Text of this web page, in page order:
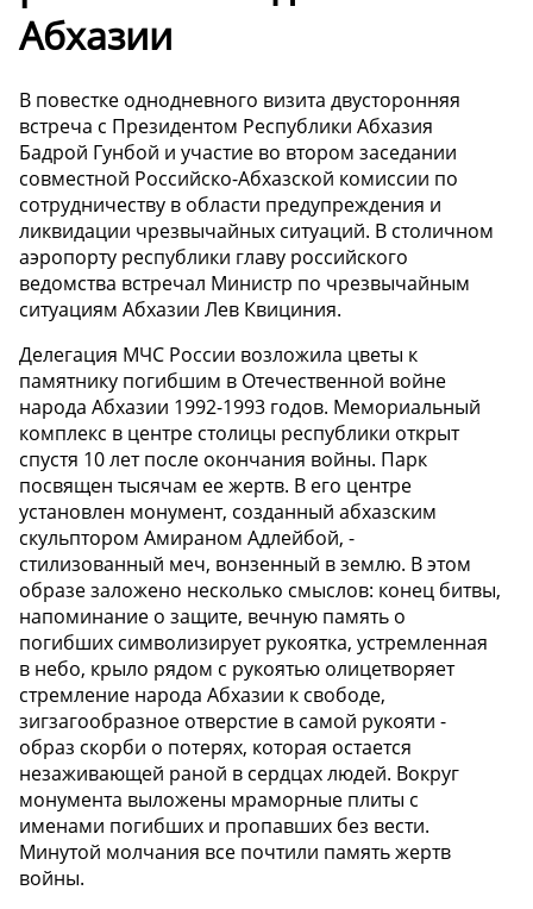
Абхазии
В повестке однодневного визита двусторонняя
встреча с Президентом Республики Абхазия
Бадрой Гунбой и участие во втором заседании
совместной Российско-Абхазской комиссии по
сотрудничеству в области предупреждения и
ликвидации чрезвычайных ситуаций. В столичном
аэропорту республики главу российского
ведомства встречал Министр по чрезвычайным
ситуациям Абхазии Лев Квициния.
Делегация МЧС России возложила цветы к
памятнику погибшим в Отечественной войне
народа Абхазии 1992-1993 годов. Мемориальный
комплекс в центре столицы республики открыт
спустя 10 лет после окончания войны. Парк
посвящен тысячам ее жертв. В его центре
установлен монумент, созданный абхазским
скульптором Амираном Адлейбой, -
стилизованный меч, вонзенный в землю. В этом
образе заложено несколько смыслов: конец битвы,
напоминание о защите, вечную память о
погибших символизирует рукоятка, устремленная
в небо, крыло рядом с рукоятью олицетворяет
стремление народа Абхазии к свободе,
зигзагообразное отверстие в самой рукояти -
образ скорби о потерях, которая остается
незаживающей раной в сердцах людей. Вокруг
монумента выложены мраморные плиты с
именами погибших и пропавших без вести.
Минутой молчания все почтили память жертв
войны.